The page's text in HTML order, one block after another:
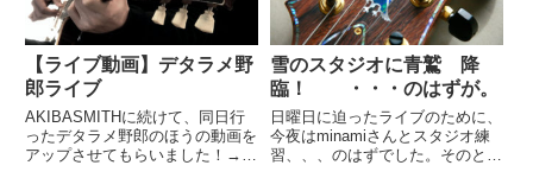
【ライブ動画】デタラメ野
郎ライブ
AKIBASMITHに続けて、同日行
ったデタラメ野郎のほうの動画を
アップさせてもらいました！→
雪のスタジオに青鷲 降
臨！ ・・・のはずが。
日曜日に迫ったライブのために、
今夜はminamiさんとスタジオ練
習、、、のはずでした。そのと